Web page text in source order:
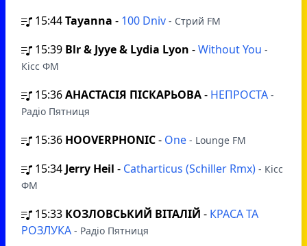
15:44Tayanna - 100 Dniv - Стрий FM
15:39 Blr & Jyye & Lydia Lyon -Without You -
Кісс ФМ
15:36АНАСТАСІЯ ПІСКАРЬОВА- НЕПРОСТА -
Радіо Пятниця
15:36 HOOVERPHONIC- One - Lounge FM
15:34 Jerry Heil - Catharticus (Schiller Rmx) - Кісс
ФМ
15:33 КОЗЛОВСЬКИЙ ВІТАЛІЙ - КРАСА ТА
РОЗЛУКА - Радіо Пятниця